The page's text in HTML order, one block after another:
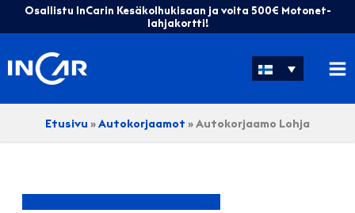
Osallistu InCarin Kesäkolhukisaan ja voita 500€ Motonet-
lahjakortti!
Etusivu »Autokorjaamot »Autokorjaamo Lohja